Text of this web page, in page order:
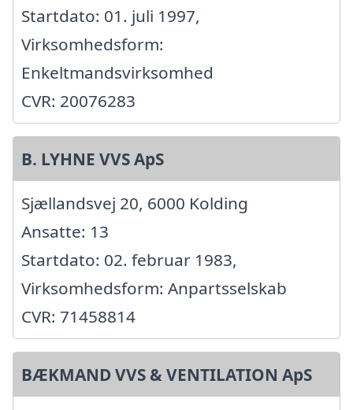
Startdato: 01. juli 1997,
Virksomhedsform:
Enkeltmandsvirksomhed
CVR: 20076283
B. LYHNE VVS ApS
Sjællandsvej 20, 6000 Kolding
Ansatte: 13
Startdato: 02. februar 1983,
Virksomhedsform: Anpartsselskab
CVR: 71458814
BÆKMAND VVS & VENTILATION ApS